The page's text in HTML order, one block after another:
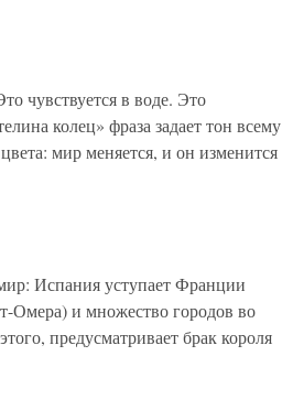
чувствуется в воде. Это
колец» фраза задает тон всему
мир меняется, и он изменится
Испания уступает Франции
Омера) и множество городов во
предусматривает брак короля